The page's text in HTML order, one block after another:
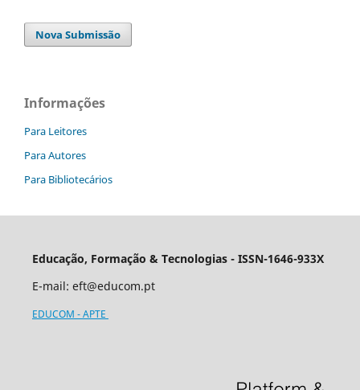
Nova Submissão
Informações
Para Leitores
Para Autores
Para Bibliotecários
Educação, Formação & Tecnologias - ISSN-1646-933X
E-mail: eft@educom.pt
EDUCOM - APTE